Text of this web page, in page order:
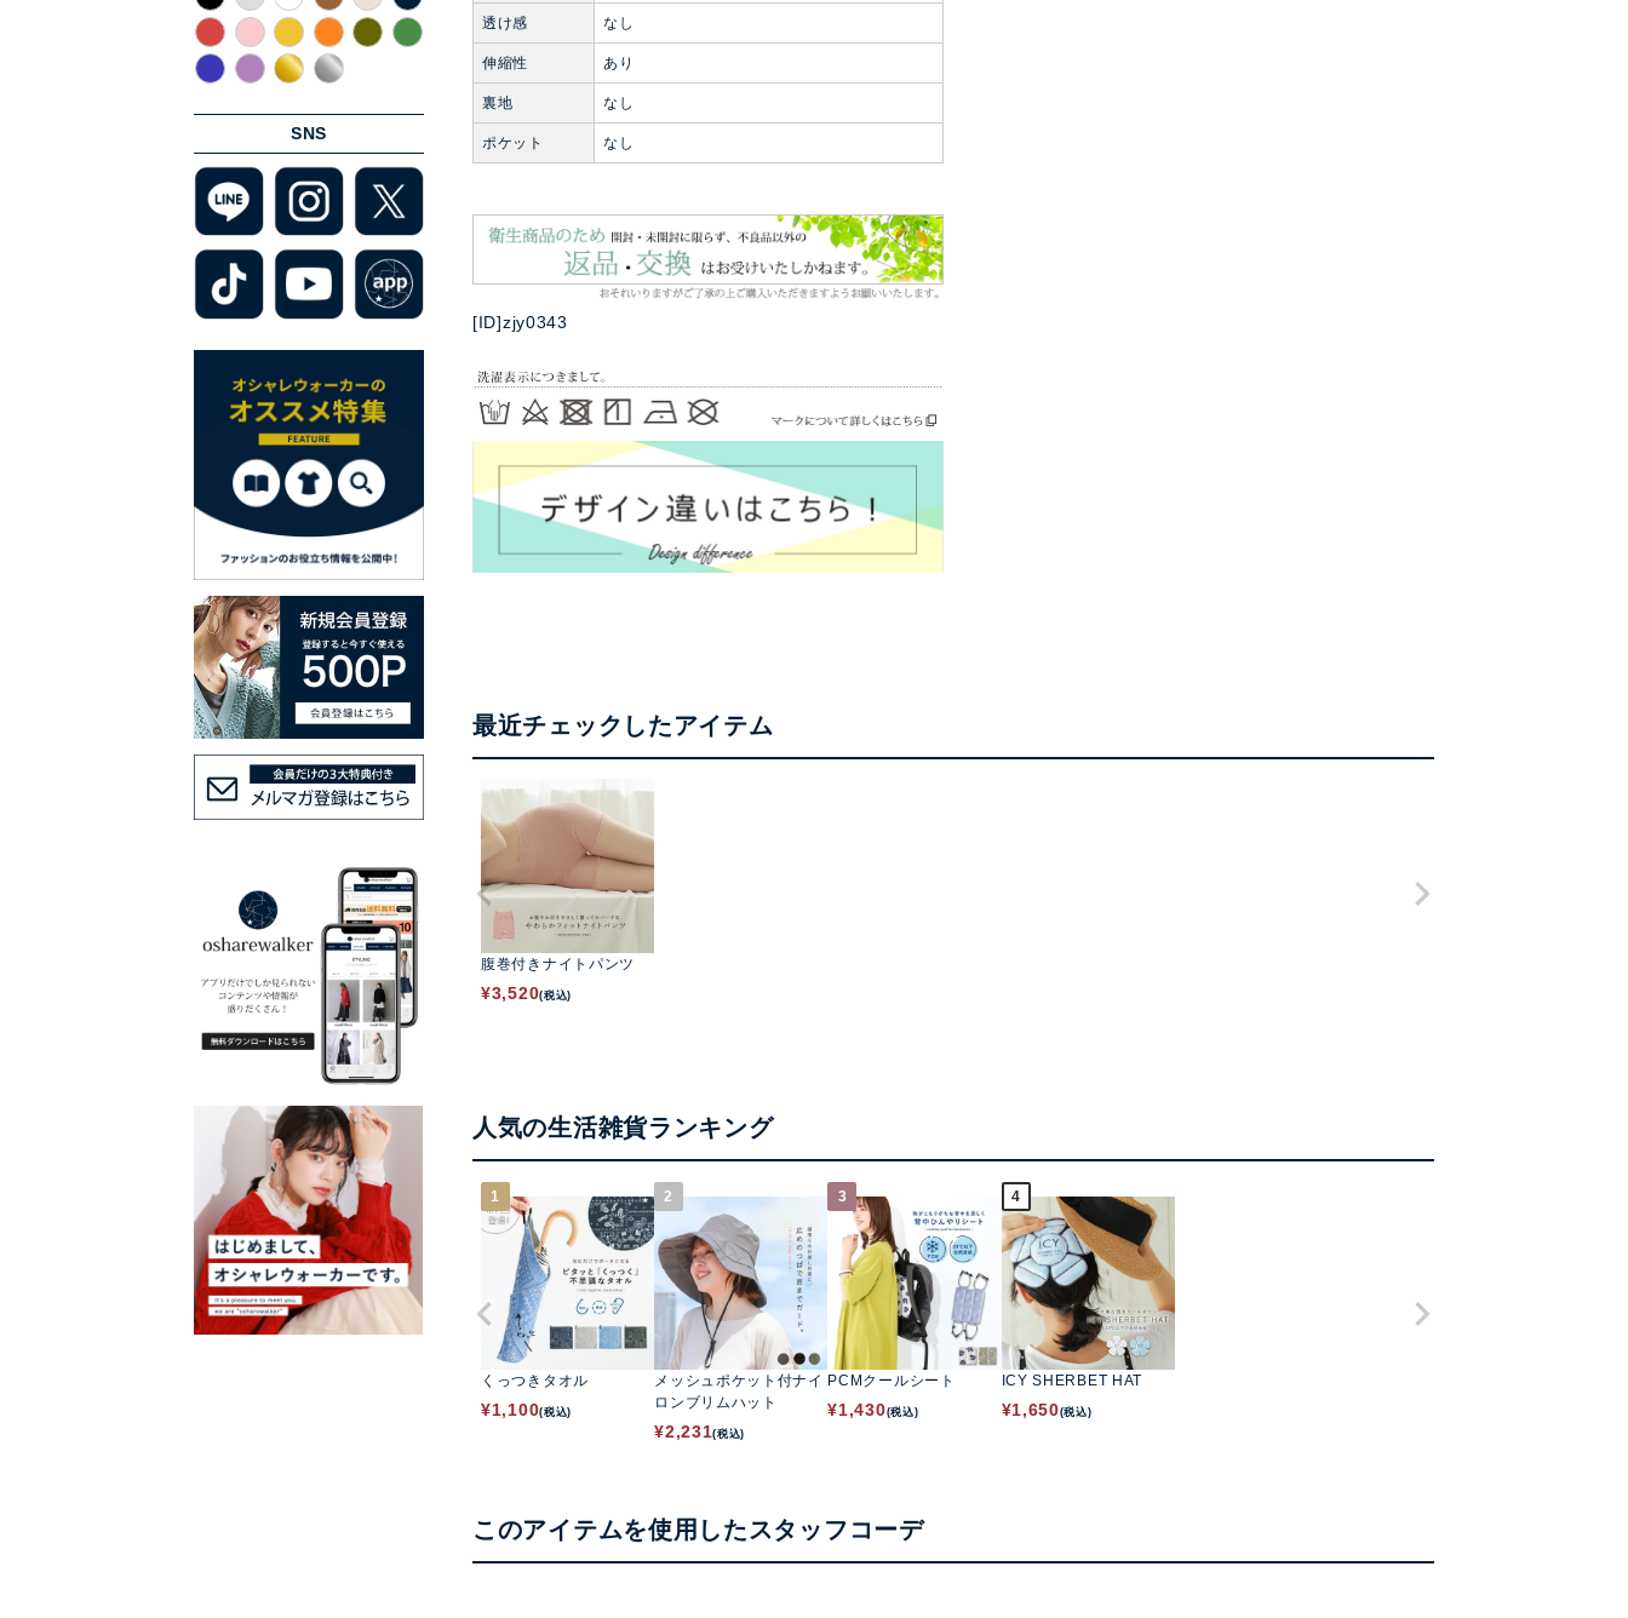
SNS
透け感 なし
伸縮性 あり
裏地 なし
ポケット なし
[ID]zjy0343
最近チェックしたアイテム
腹巻付きナイトパンツ
¥3,520(税込)
人気の生活雑貨ランキング
1
くっつきタオル
¥1,100(税込)
2
メッシュポケット付ナイ
ロンブリムハット
¥2,231(税込)
3
PCMクールシート
¥1,430(税込)
4
ICY SHERBET HAT
¥1,650(税込)
このアイテムを使用したスタッフコーデ